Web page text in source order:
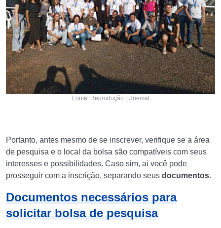
Fonte: Reprodução | Unemat
Portanto, antes mesmo de se inscrever, verifique se a área
de pesquisa e o local da bolsa são compatíveis com seus
interesses e possibilidades. Caso sim, ai você pode
prosseguir com a inscrição, separando seus documentos.
Documentos necessários para
solicitar bolsa de pesquisa